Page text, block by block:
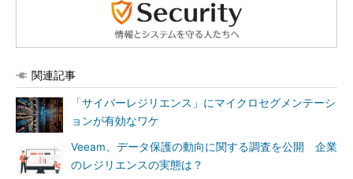
関連記事
「サイバーレジリエンス」にマイクロセグメンテーシ
ョンが有効なワケ
Veeam、データ保護の動向に関する調査を公開 企業
のレジリエンスの実態は？